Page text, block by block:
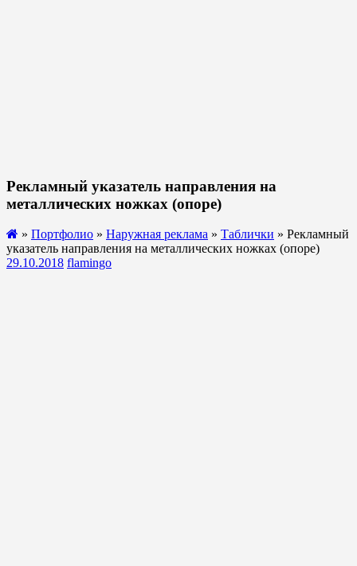
Рекламный указатель направления на
металлических ножках (опоре)
» Портфолио » Наружная реклама » Таблички » Рекламный
указатель направления на металлических ножках (опоре)
29.10.2018 flamingo